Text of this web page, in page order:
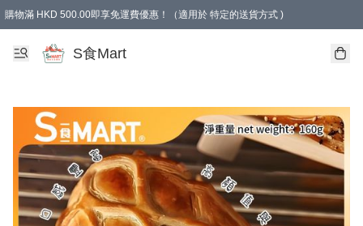
購物滿 HKD 500.00即享免運費優惠！（適用於 特定的送貨方式 )
S食Mart